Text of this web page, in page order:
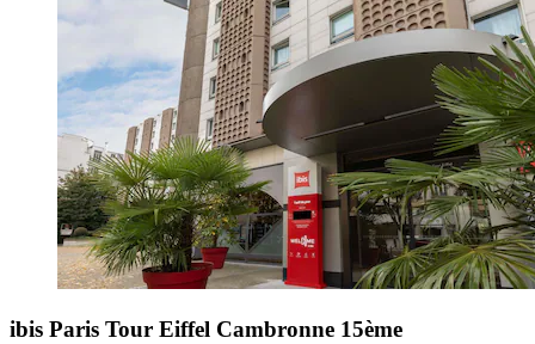
ibis Paris Tour Eiffel Cambronne 15ème